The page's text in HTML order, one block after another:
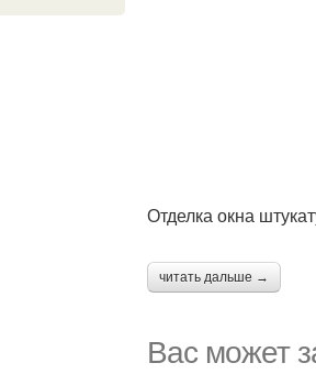
Отделка окна
читать дальше →
Вас может